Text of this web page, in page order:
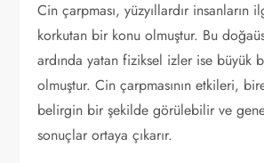
Cin çarpması, yüzyıllardır insanların
korkutan bir konu olmuştur. Bu
ardında yatan fiziksel izler ise büyük
olmuştur. Cin çarpmasının etkileri,
belirgin bir şekilde görülebilir ve
sonuçlar ortaya çıkarır.